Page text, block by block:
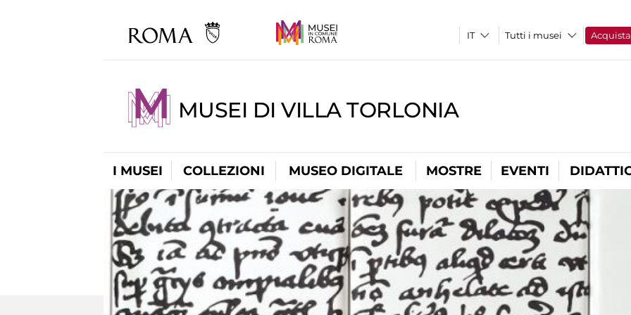
Tutti i musei Acquista
MUSEI DI VILLA TORLONIA
I MUSEI COLLEZIONI MUSEO DIGITALE MOSTRE EVENTI